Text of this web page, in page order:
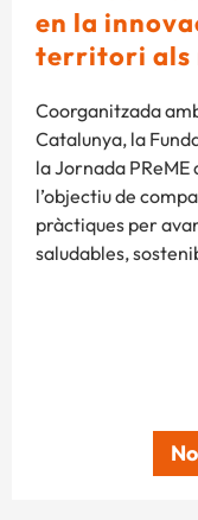
en la
territori als
Coorganitzada
Catalunya, la
la Jornada
l’objectiu de
pràctiques per
saludables,